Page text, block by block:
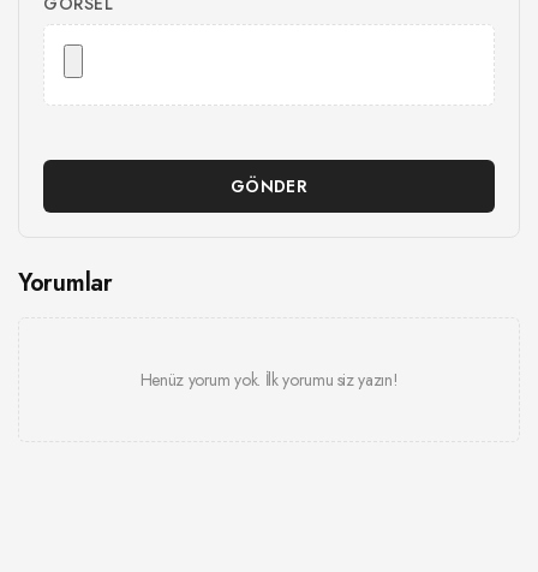
GÖNDER
Yorumlar
Henüz yorum yok. İlk yorumu siz yazın!